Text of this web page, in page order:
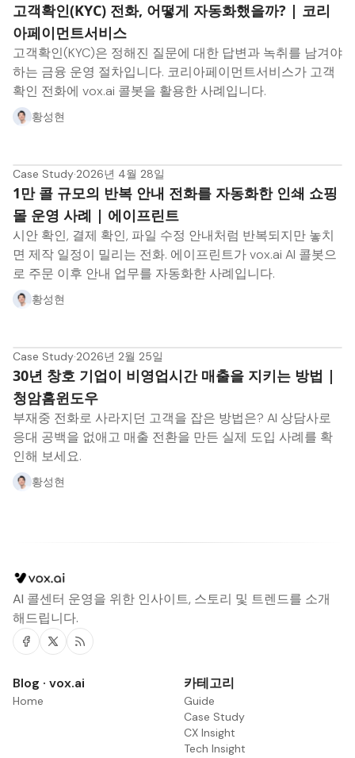
고객확인(KYC) 전화, 어떻게 자동화했을까? | 코리
아페이먼트서비스
고객확인(KYC)은 정해진 질문에 대한 답변과 녹취를 남겨야
하는 금융 운영 절차입니다. 코리아페이먼트서비스가 고객
확인 전화에 vox.ai 콜봇을 활용한 사례입니다.
황성현
Case Study·2026년 4월 28일
1만 콜 규모의 반복 안내 전화를 자동화한 인쇄 쇼핑
몰 운영 사례 | 에이프린트
시안 확인, 결제 확인, 파일 수정 안내처럼 반복되지만 놓치
면 제작 일정이 밀리는 전화. 에이프린트가 vox.ai AI 콜봇으
로 주문 이후 안내 업무를 자동화한 사례입니다.
황성현
Case Study·2026년 2월 25일
30년 창호 기업이 비영업시간 매출을 지키는 방법 |
청암홈윈도우
부재중 전화로 사라지던 고객을 잡은 방법은? AI 상담사로
응대 공백을 없애고 매출 전환을 만든 실제 도입 사례를 확
인해 보세요.
황성현
AI 콜센터 운영을 위한 인사이트, 스토리 및 트렌드를 소개
해드립니다.
Facebook
Twitter
RSS
Blog · vox.ai
Home
카테고리
Guide
Case Study
CX Insight
Tech Insight